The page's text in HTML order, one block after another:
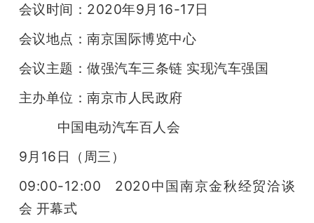
会议时间：2020年9月16-17日
会议地点：南京国际博览中心
会议主题：做强汽车三条链 实现汽车强国
主办单位：南京市人民政府
中国电动汽车百人会
9月16日（周三）
09:00-12:00   2020中国南京金秋经贸洽谈
会 开幕式